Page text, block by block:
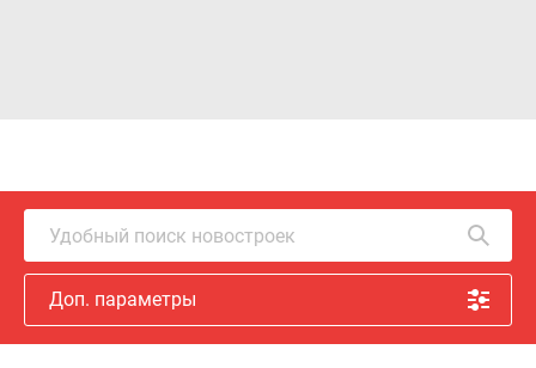
Удобный поиск новостроек
Доп. параметры